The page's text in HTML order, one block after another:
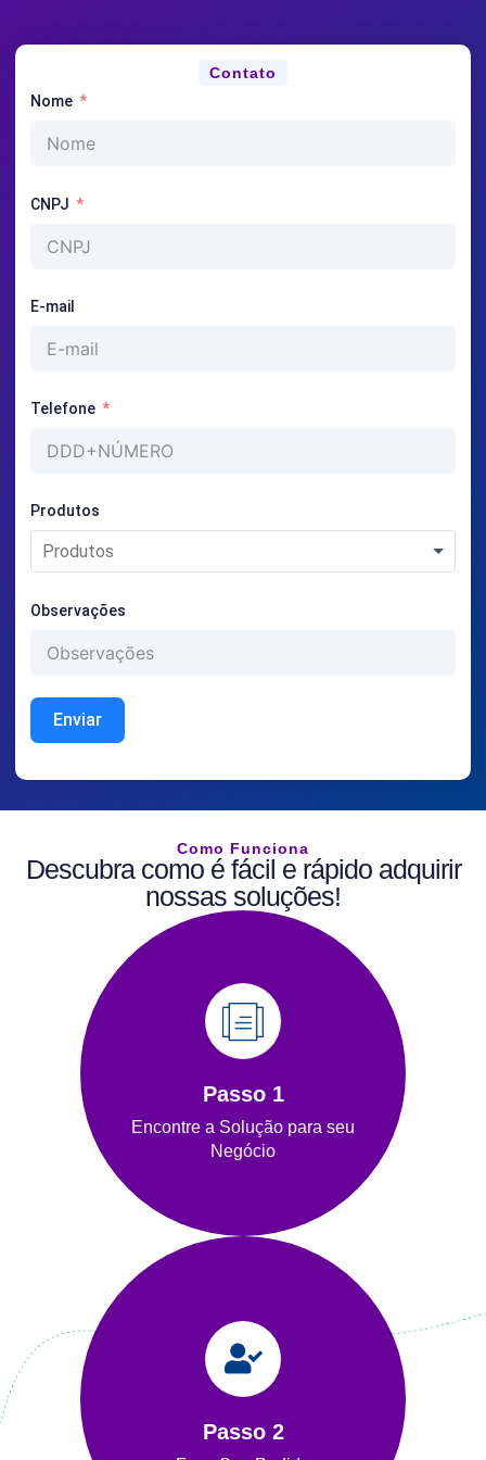
Contato
Nome
CNPJ
E-mail
Telefone
Produtos
Observações
Enviar
Como Funciona
Descubra como é fácil e rápido adquirir
nossas soluções!
Passo 1
Encontre a Solução para seu
Negócio
Produtos
Encontre os produtos ideais para
empresa.
PRODUTOS
Passo 2
consultor especializado entrará em
contato para tirar suas dúvidas e ser seu
ponto de apoio.